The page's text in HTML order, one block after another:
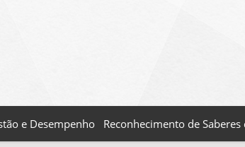
e Desempenho Reconhecimento de